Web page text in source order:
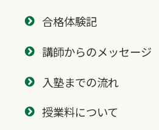
合格体験記
講師からのメッセージ
入塾までの流れ
授業料について